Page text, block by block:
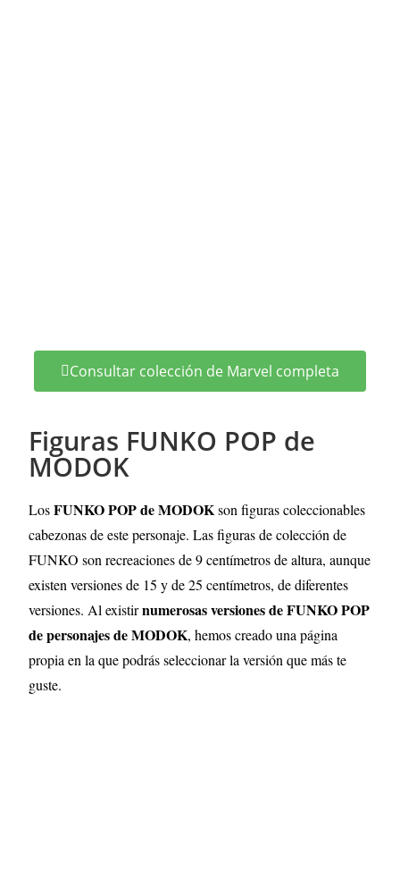
Consultar colección de Marvel completa
Figuras FUNKO POP de
MODOK
LosFUNKO POP deMODOKson figuras coleccionables
cabezonas de este personaje. Las figuras de colección de
FUNKO son recreaciones de 9 centímetros de altura, aunque
existen versiones de 15 y de 25 centímetros, de diferentes
versiones. Al existirnumerosas versiones de FUNKO POP
de personajes deMODOK, hemos creado una página
propia en la que podrás seleccionar la versión que más te
guste.